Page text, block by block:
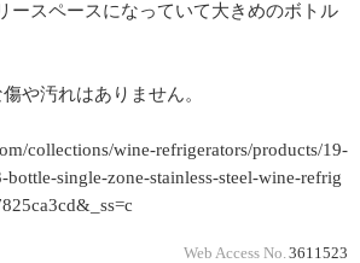
ースペースになっていて大きめのボトル
や汚れはありません。
collections/wine-refrigerators/products/19-
bottle-single-zone-stainless-steel-wine-refrig
Web Access No. 3611523